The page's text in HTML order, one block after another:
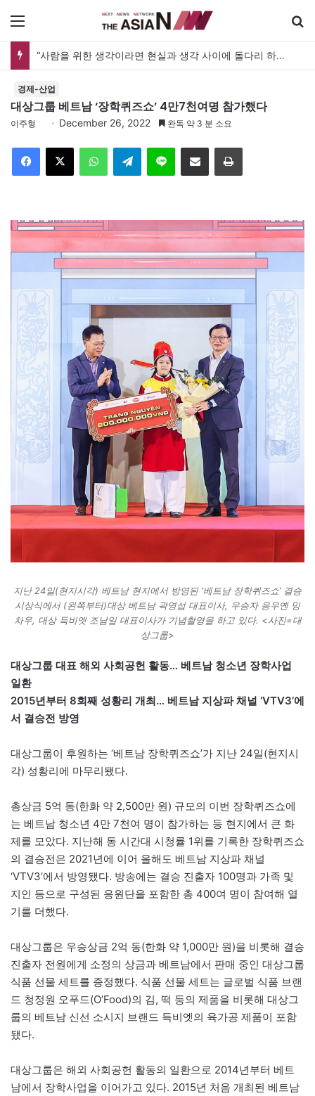
“사람을 위한 생각이라면 현실과 생각 사이에 돌다리 하나는 놓아야 하지 않을까”
경제-산업
대상그룹 베트남 ‘장학퀴즈쇼’ 4만7천여명 참가했다
이주형 December 26, 2022 완독 약 3 분 소요
Telegram 이메일
지난 24일(현지시각) 베트남 현지에서 방영된 ‘베트남 장학퀴즈쇼’ 결승
시상식에서 (왼쪽부터)대상 베트남 곽영섭 대표이사, 우승자 응우옌 밍
차우, 대상 득비엣 조남일 대표이사가 기념촬영을 하고 있다. <사진=대
상그룹>
대상그룹 대표 해외 사회공헌 활동… 베트남 청소년 장학사업
일환
2015년부터 8회째 성황리 개최… 베트남 지상파 채널 ‘VTV3’에
서 결승전 방영
대상그룹이 후원하는 ‘베트남 장학퀴즈쇼’가 지난 24일(현지시
각) 성황리에 마무리됐다.
총상금 5억 동(한화 약 2,500만 원) 규모의 이번 장학퀴즈쇼에
는 베트남 청소년 4만 7천여 명이 참가하는 등 현지에서 큰 화
제를 모았다. 지난해 동 시간대 시청률 1위를 기록한 장학퀴즈쇼
의 결승전은 2021년에 이어 올해도 베트남 지상파 채널
‘VTV3’에서 방영됐다. 방송에는 결승 진출자 100명과 가족 및
지인 등으로 구성된 응원단을 포함한 총 400여 명이 참여해 열
기를 더했다.
대상그룹은 우승상금 2억 동(한화 약 1,000만 원)을 비롯해 결승
진출자 전원에게 소정의 상금과 베트남에서 판매 중인 대상그룹
식품 선물 세트를 증정했다. 식품 선물 세트는 글로벌 식품 브랜
드 청정원 오푸드(O’Food)의 김, 떡 등의 제품을 비롯해 대상그
룹의 베트남 신선 소시지 브랜드 득비엣의 육가공 제품이 포함
됐다.
대상그룹은 해외 사회공헌 활동의 일환으로 2014년부터 베트
남에서 장학사업을 이어가고 있다. 2015년 처음 개최된 베트남